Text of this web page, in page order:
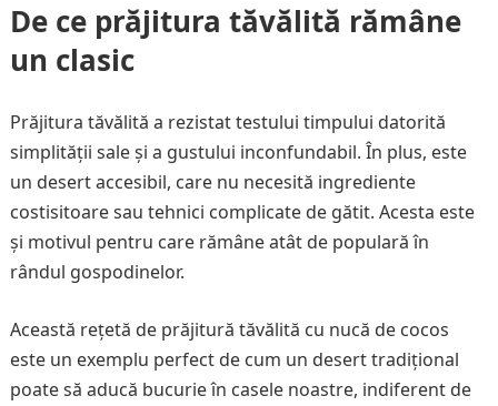
De ce prăjitura tăvălită rămâne
un clasic
Prăjitura tăvălită a rezistat testului timpului datorită
simplității sale și a gustului inconfundabil. În plus, este
un desert accesibil, care nu necesită ingrediente
costisitoare sau tehnici complicate de gătit. Acesta este
și motivul pentru care rămâne atât de populară în
rândul gospodinelor.
Această rețetă de prăjitură tăvălită cu nucă de cocos
este un exemplu perfect de cum un desert tradițional
poate să aducă bucurie în casele noastre, indiferent de